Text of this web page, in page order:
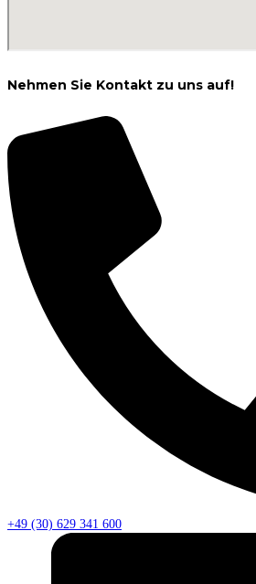
Nehmen Sie Kontakt zu uns auf!
+49 (30) 629 341 600